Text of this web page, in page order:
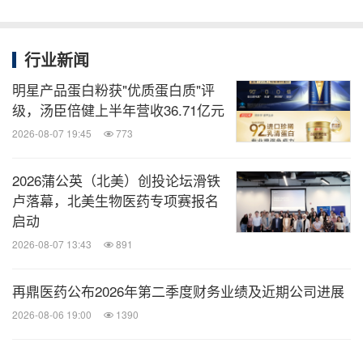
示："2025年上半年，复锐医疗科技进一步巩固了我
们作为医疗美容全方位美丽健康生态建设领域的领导
地位。依托人工智能驱动的创新技术与持续迭代的科
技突破，我们不断精进和完善。通过升级智能基础设
施，不仅为客户创造更高价值，更提升了患者的诊疗
体验。与此同时，加速推进产品的商业化进程、本土
化运营能力，并强化供应链体系，推动我们在全球核
心市场取得卓越业绩表现。"他补充道："全球化的业
增长计划，并为实现长远的行业领导地位奠定坚实基
础。
行业新闻
明星产品蛋白粉获"优质蛋白质"评
级，汤臣倍健上半年营收36.71亿元
2026-08-07 19:45 773
2026蒲公英（北美）创投论坛滑铁
卢落幕，北美生物医药专项赛报名
启动
2026-08-07 13:43 891
再鼎医药公布2026年第二季度财务业绩及近期公司进展
2026-08-06 19:00 1390